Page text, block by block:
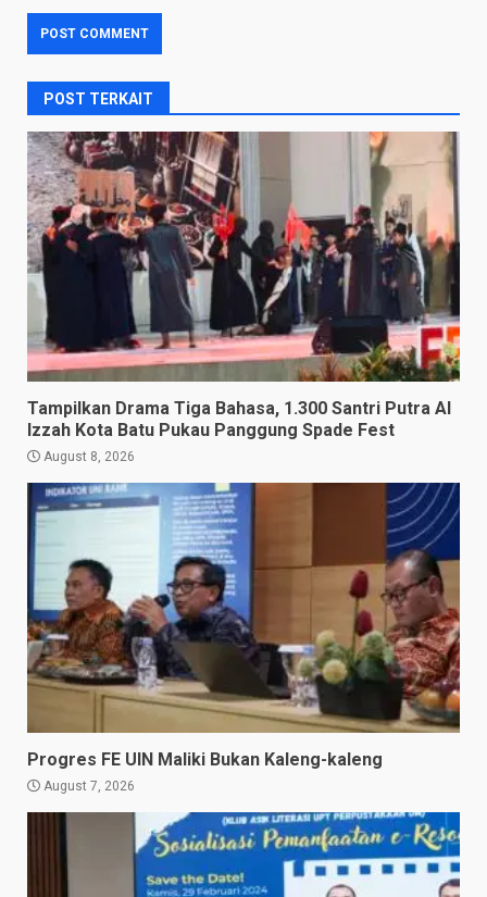
POST TERKAIT
Tampilkan Drama Tiga Bahasa, 1.300 Santri Putra Al
Izzah Kota Batu Pukau Panggung Spade Fest
August 8, 2026
Progres FE UIN Maliki Bukan Kaleng-kaleng
August 7, 2026